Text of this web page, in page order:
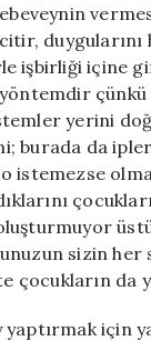
işbirliği içine
yerini
burada da
sizin
çocukların da
için